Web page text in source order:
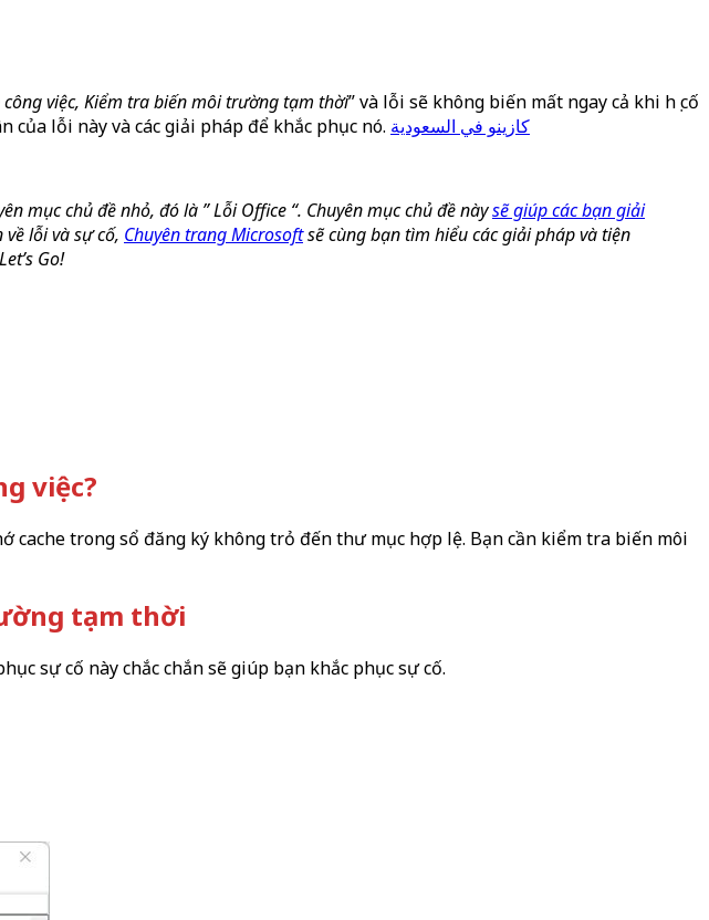
việc, Kiểm tra biến môi trường tạm thời” và lỗi sẽ không biến mất ngay cả khi họ cố
lỗi này và các giải pháp để khắc phục nó. كازينو في السعودية
mục chủ đề nhỏ, đó là ” Lỗi Office “. Chuyên mục chủ đề nàysẽ giúp các bạn giải
lỗi và sự cố, Chuyên trang Microsoftsẽ cùng bạn tìm hiểu các giải pháp và tiện
Go!
việc?
trong sổ đăng ký không trỏ đến thư mục hợp lệ. Bạn cần kiểm tra biến môi
tạm thời
sự cố này chắc chắn sẽ giúp bạn khắc phục sự cố.